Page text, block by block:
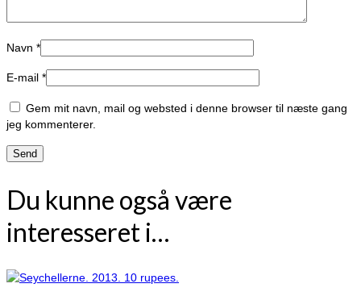
Navn *
E-mail *
Gem mit navn, mail og websted i denne browser til næste gang
jeg kommenterer.
Du kunne også være
interesseret i…